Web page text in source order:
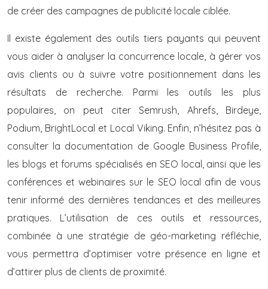
de créer des campagnes de publicité locale ciblée.
Il existe également des outils tiers payants qui peuvent
vous aider à analyser la concurrence locale, à gérer vos
avis clients ou à suivre votre positionnement dans les
résultats de recherche. Parmi les outils les plus
populaires, on peut citer Semrush, Ahrefs, Birdeye,
Podium, BrightLocal et Local Viking. Enfin, n’hésitez pas à
consulter la documentation de Google Business Profile,
les blogs et forums spécialisés en SEO local, ainsi que les
conférences et webinaires sur le SEO local afin de vous
tenir informé des dernières tendances et des meilleures
pratiques. L’utilisation de ces outils et ressources,
combinée à une stratégie de géo-marketing réfléchie,
vous permettra d’optimiser votre présence en ligne et
d’attirer plus de clients de proximité.